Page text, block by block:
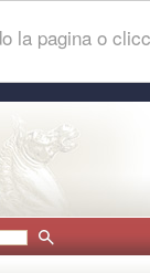
la pagina o